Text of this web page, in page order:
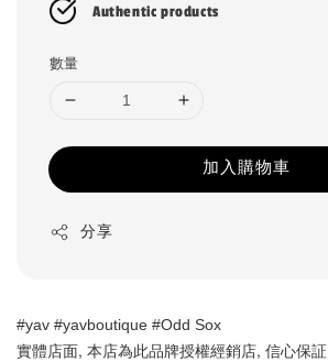
Authentic products
數量
加入購物車
分享
#yav #yavboutique #Odd Sox
實體店面, 本店為此品牌授權經銷店, 信心保証